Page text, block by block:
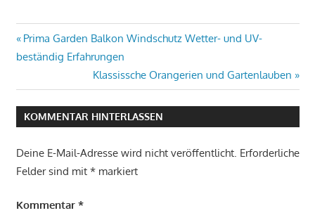
Beitragsnavigation
Vorheriger
Beitrag:
Prima Garden Balkon Windschutz Wetter- und UV-
beständig Erfahrungen
Nächster
Beitrag:
Klassissche Orangerien und Gartenlauben
KOMMENTAR HINTERLASSEN
Deine E-Mail-Adresse wird nicht veröffentlicht. Erforderliche
Felder sind mit *markiert
Kommentar *